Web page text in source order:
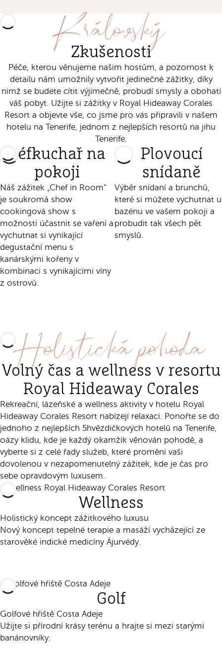
Královský
Zkušenosti
Péče, kterou věnujeme našim hostům, a pozornost k
detailu nám umožnily vytvořit jedinečné zážitky, díky
nimž se budete cítit výjimečně, probudí smysly a obohatí
váš pobyt. Užijte si zážitky v Royal Hideaway Corales
Resort a objevte vše, co jsme pro vás připravili v našem
hotelu na Tenerife, jednom z nejlepších resortů na jihu
Tenerife.
Šéfkuchař na
pokoji
Náš zážitek „Chef in Room“
je soukromá show
cookingová show s
možností účastnit se vaření a
vychutnat si vynikající
degustační menu s
kanárskými kořeny v
kombinaci s vynikajícími víny
z ostrovů.
Plovoucí
snídaně
Výběr snídaní a brunchů,
které si můžete vychutnat u
bazénu ve vašem pokoji a
probudit tak všech pět
smyslů.
Holistická pohoda
Volný čas a wellness v resortu
Royal Hideaway Corales
Rekreační, lázeňské a wellness aktivity v hotelu Royal
Hideaway Corales Resort nabízejí relaxaci. Ponořte se do
jednoho z nejlepších 5hvězdičkových hotelů na Tenerife,
oázy klidu, kde je každý okamžik věnován pohodě, a
vyberte si z celé řady služeb, které promění vaši
dovolenou v nezapomenutelný zážitek, kde je čas pro
sebe opravdovým luxusem.
Wellness
Holistický koncept zážitkového luxusu
Nový koncept tepelné terapie a masáží vycházející ze
starověké indické medicíny Ájurvédy.
Golf
Golfové hřiště Costa Adeje
Užijte si přírodní krásy terénu a hrajte si mezi starými
banánovníky.